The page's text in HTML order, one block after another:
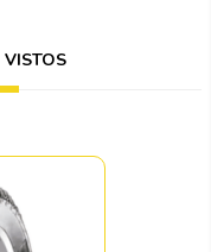
VISTOS